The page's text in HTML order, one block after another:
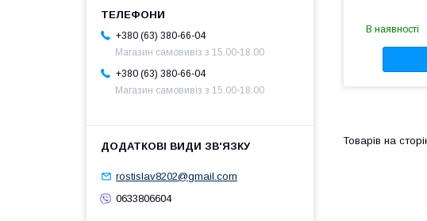
В наявності
+380 (63) 380-66-04
Магазин самовивіз з 15.00-18.00
+380 (63) 380-66-04
Магазин самовивіз з 15.00-18.00
rostislav8202@gmail.com
0633806604